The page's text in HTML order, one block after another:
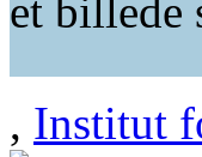
et billede
, Institut